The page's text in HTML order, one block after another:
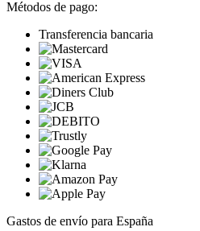
Métodos de pago:
Transferencia bancaria
Gastos de envío para España